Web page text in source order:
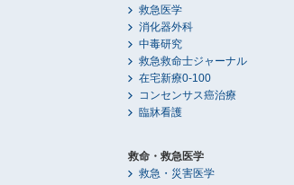
救急医学
消化器外科
中毒研究
救急救命士ジャーナル
在宅新療0-100
コンセンサス癌治療
臨牀看護
救命・救急医学
救急・災害医学